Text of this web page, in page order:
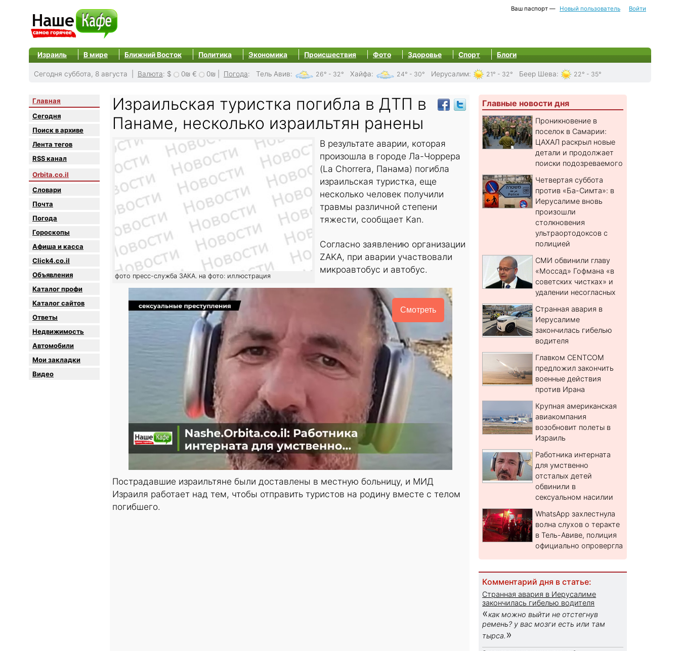
Ваш паспорт — Новый пользователь Войти
Израиль В мире Ближний Восток Политика Экономика Происшествия Фото Здоровье Спорт Блоги
Сегодня суббота, 8 августа | Валюта: $ 0₪ € 0₪ Погода: Тель Авив: 26° - 32° Хайфа: 24° - 30° Иерусалим: 21° - 32° Беер Шева: 22° - 35°
Главная
Сегодня
Поиск в архиве
Лента тегов
RSS канал
Orbita.co.il
Словари
Почта
Погода
Гороскопы
Афиша и касса
Click4.co.il
Объявления
Каталог профи
Каталог сайтов
Oтветы
Недвижимость
Автомобили
Мои закладки
Видео
Израильская туристка погибла в ДТП в
Панаме, несколько израильтян ранены
фото пресс-служба ЗАКА. на фото: иллюстрация
В результате аварии, которая
произошла в городе Ла-Чоррера
(La Chorrera, Панама) погибла
израильская туристка, еще
несколько человек получили
травмы различной степени
тяжести, сообщает Kan.
Согласно заявлению организации
ZAKA, при аварии участвовали
микроавтобус и автобус.
Смотреть
Пострадавшие израильтяне были доставлены в местную больницу, и МИД
Израиля работает над тем, чтобы отправить туристов на родину вместе с телом
погибшего.
Главные новости дня
Проникновение в
поселок в Самарии:
ЦАХАЛ раскрыл новые
детали и продолжает
поиски подозреваемого
Четвертая суббота
против «Ба-Симта»: в
Иерусалиме вновь
произошли
столкновения
ультраортодоксов с
полицией
СМИ обвинили главу
«Моссад» Гофмана «в
советских чистках» и
удалении несогласных
Странная авария в
Иерусалиме
закончилась гибелью
водителя
Главком CENTCOM
предложил закончить
военные действия
против Ирана
Крупная американская
авиакомпания
возобновит полеты в
Израиль
Работника интерната
для умственно
отсталых детей
обвинили в
сексуальном насилии
WhatsApp захлестнула
волна слухов о теракте
в Тель-Авиве, полиция
официально опровергла
Комментарий дня в статье:
Странная авария в Иерусалиме
закончилась гибелью водителя
«как можно выйти не отстегнув
ремень? у вас мозги есть или там
тырса. »